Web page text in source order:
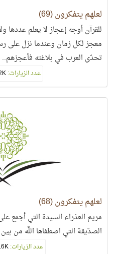
لعلهم يتفكرون (69)
للقرآن أوجه إعجاز لا يعلم عددها
معجز لكل زمان وعندما نزل على
تحدّى العرب في بلاغته فأعجزهم..
عدد الزيارات:
لعلهم يتفكرون (68)
مريم العذراء السيدة التي أجمع
الصدّيقة التي اصطفاها اللَّه من
عدد الزيارات: